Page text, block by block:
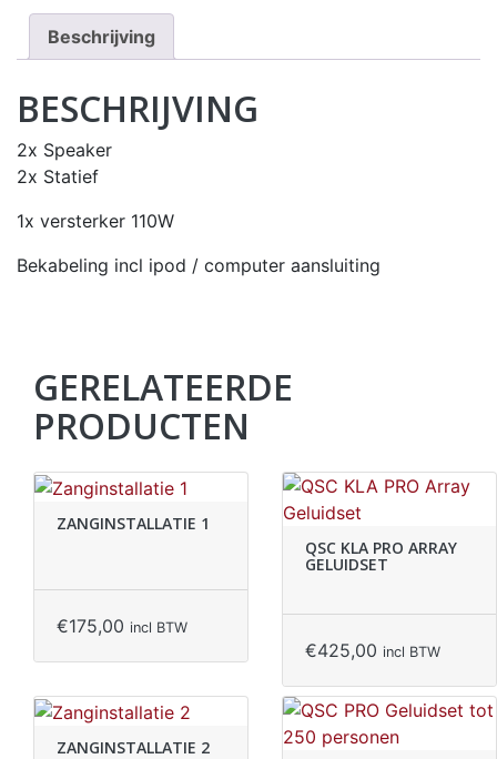
Beschrijving
BESCHRIJVING
2x Speaker
2x Statief
1x versterker 110W
Bekabeling incl ipod / computer aansluiting
GERELATEERDE
PRODUCTEN
ZANGINSTALLATIE 1
€175,00 incl BTW
QSC KLA PRO ARRAY
GELUIDSET
€425,00 incl BTW
ZANGINSTALLATIE 2